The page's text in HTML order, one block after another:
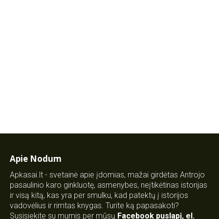
Apie Nodum
Apkasai.lt - svetainė apie įdomias, mažai girdėtas Antrojo
pasaulinio karo ginkluotę, asmenybes, neįtikėtinas istorijas
ir visą kitą, kas yra per smulku, kad patektų į istorijos
vadovėlius ir rimtas knygas. Turite ką papasakoti?
Susisiekite su mumis per mūsų Facebook puslapį, el.